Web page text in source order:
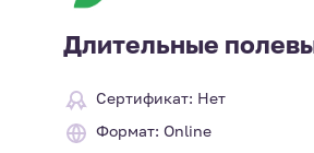
Длительные
Сертификат: Нет
Формат: Online